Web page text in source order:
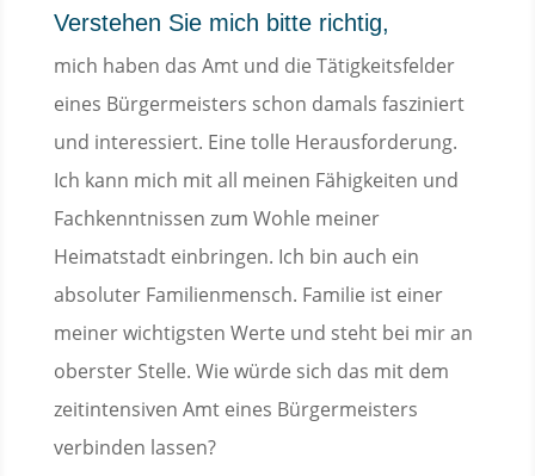
Verstehen Sie mich bitte richtig,
mich haben das Amt und die Tätigkeitsfelder
eines Bürgermeisters schon damals fasziniert
und interessiert. Eine tolle Herausforderung.
Ich kann mich mit all meinen Fähigkeiten und
Fachkenntnissen zum Wohle meiner
Heimatstadt einbringen. Ich bin auch ein
absoluter Familienmensch. Familie ist einer
meiner wichtigsten Werte und steht bei mir an
oberster Stelle. Wie würde sich das mit dem
zeitintensiven Amt eines Bürgermeisters
verbinden lassen?